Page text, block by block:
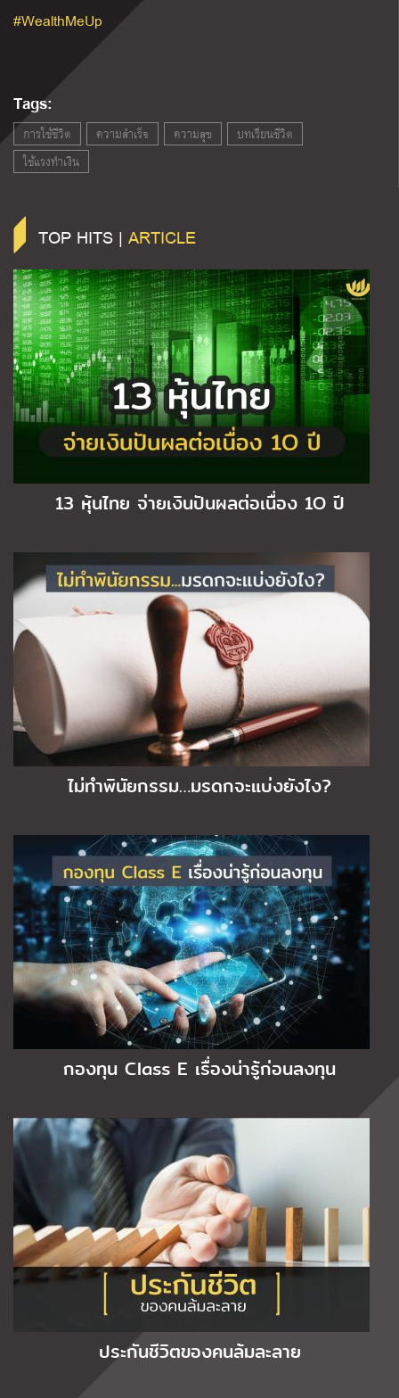
#WealthMeUp
Tags:
การใช้ชีวิต ความสำเร็จ ความสุข
บทเรียนชีวิต
ใช้แรงทำเงิน
TOP HITS | ARTICLE
13 หุ้นไทย จ่ายเงินปันผลต่อเนื่อง 1O ปี
ไม่ทำพินัยกรรม…มรดกจะแบ่งยังไง?
กองทุน Class E เรื่องน่ารู้ก่อนลงทุน
ประกันชีวิตของคนล้มละลาย